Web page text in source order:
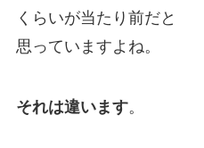
くらいが当たり前だと
思っていますよね。
それは違います。